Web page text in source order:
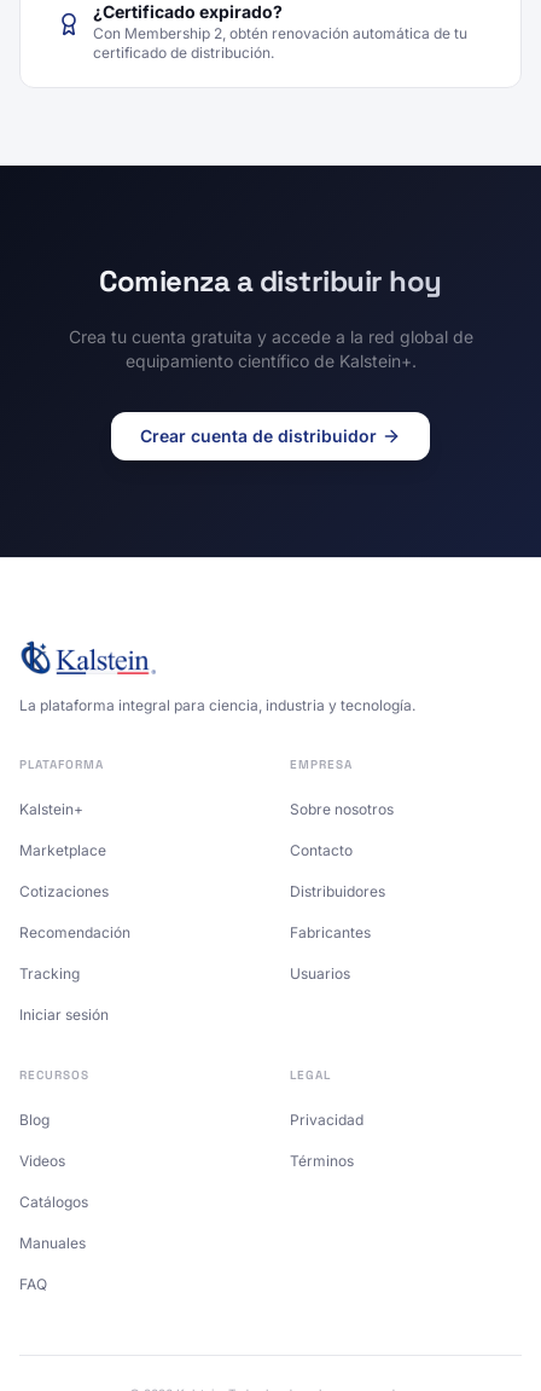
¿Certificado expirado?
Con Membership 2, obtén renovación automática de tu
certificado de distribución.
Comienza a distribuir hoy
Crea tu cuenta gratuita y accede a la red global de
equipamiento científico de Kalstein+.
Crear cuenta de distribuidor
La plataforma integral para ciencia, industria y tecnología.
PLATAFORMA
Kalstein+
Marketplace
Cotizaciones
Recomendación
Tracking
Iniciar sesión
EMPRESA
Sobre nosotros
Contacto
Distribuidores
Fabricantes
Usuarios
RECURSOS
Blog
Videos
Catálogos
Manuales
FAQ
LEGAL
Privacidad
Términos